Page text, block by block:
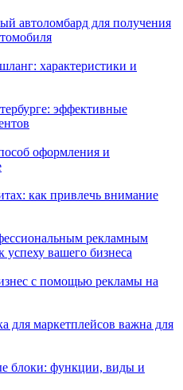
автоломбард для получения
характеристики и
эффективные
оформления и
как привлечь внимание
рекламным
вашего бизнеса
с помощью рекламы на
для маркетплейсов важна для
блоки: функции, виды и